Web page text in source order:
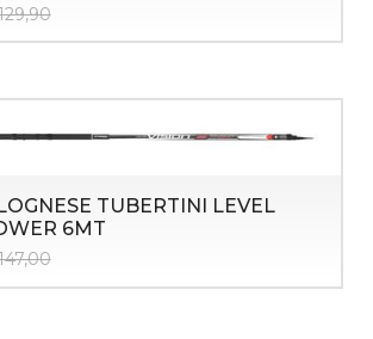
TUBERTINI LEVEL
6MT